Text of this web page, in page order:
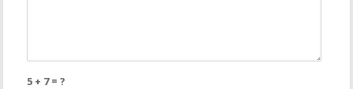
5 + 7 = ?